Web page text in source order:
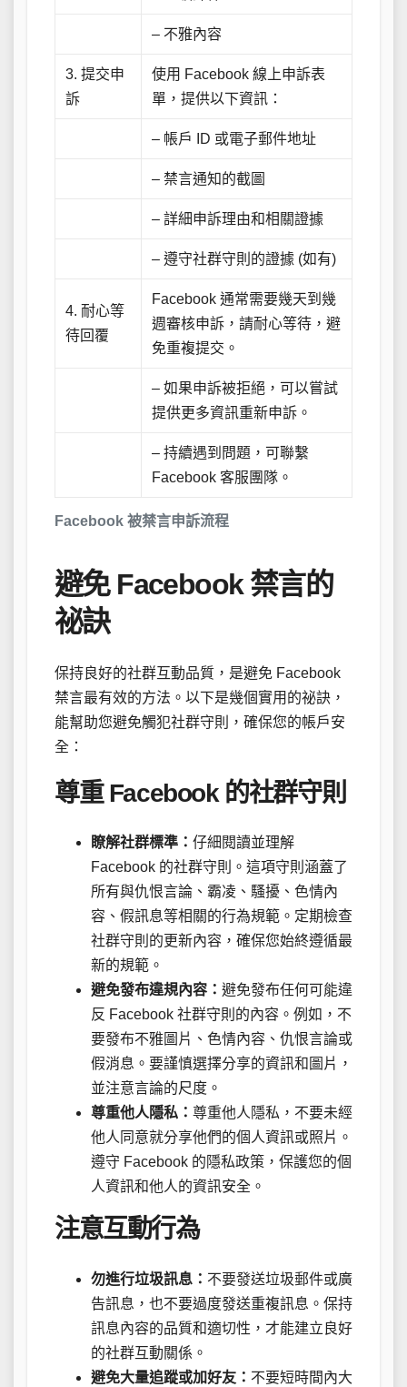
Facebook 被禁言申訴流程
– 不雅內容
3. 提交申
訴
使用 Facebook 線上申訴表
單，提供以下資訊：
– 帳戶 ID 或電子郵件地址
– 禁言通知的截圖
– 詳細申訴理由和相關證據
– 遵守社群守則的證據 (如有)
4. 耐心等
待回覆
Facebook 通常需要幾天到幾
週審核申訴，請耐心等待，避
免重複提交。
– 如果申訴被拒絕，可以嘗試
提供更多資訊重新申訴。
– 持續遇到問題，可聯繫
Facebook 客服團隊。
避免 Facebook 禁言的
祕訣
保持良好的社群互動品質，是避免 Facebook
禁言最有效的方法。以下是幾個實用的祕訣，
能幫助您避免觸犯社群守則，確保您的帳戶安
全：
尊重 Facebook 的社群守則
瞭解社群標準： 仔細閱讀並理解
Facebook 的社群守則。這項守則涵蓋了
所有與仇恨言論、霸凌、騷擾、色情內
容、假訊息等相關的行為規範。定期檢查
社群守則的更新內容，確保您始終遵循最
新的規範。
避免發布違規內容： 避免發布任何可能違
反 Facebook 社群守則的內容。例如，不
要發布不雅圖片、色情內容、仇恨言論或
假消息。要謹慎選擇分享的資訊和圖片，
並注意言論的尺度。
尊重他人隱私： 尊重他人隱私，不要未經
他人同意就分享他們的個人資訊或照片。
遵守 Facebook 的隱私政策，保護您的個
人資訊和他人的資訊安全。
注意互動行為
勿進行垃圾訊息： 不要發送垃圾郵件或廣
告訊息，也不要過度發送重複訊息。保持
訊息內容的品質和適切性，才能建立良好
的社群互動關係。
避免大量追蹤或加好友： 不要短時間內大